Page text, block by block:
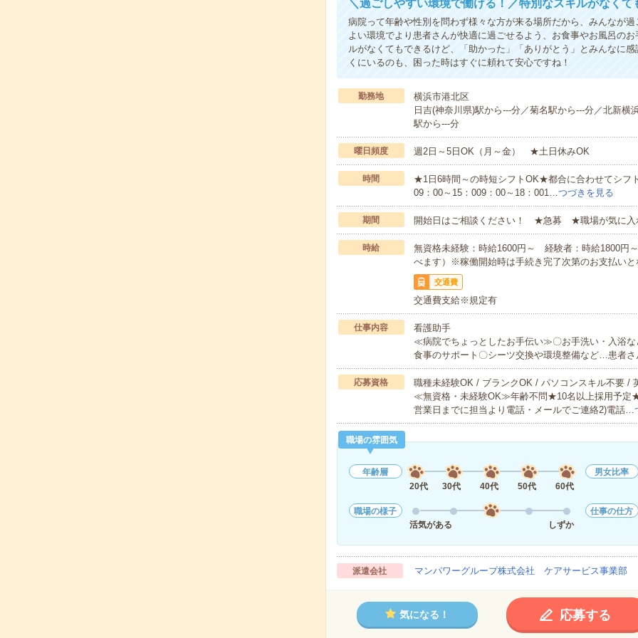
＼過ごしやすい環境で働ける！／特別なスキルがなく
病院って年齢や性別を問わず様々な方が来る場所だから、みんなが
よい環境でより患者さんが快適に過ごせるよう、お食事やお風呂の
ルがなくてもできるけど、「助かった」「ありがとう」とみんなに
くにいるのも、困った時はすぐに頼れて安心ですね！
勤務地
横浜市港北区
日吉(神奈川県)駅から---分／菊名駅から---分／北新横
駅から---分
曜日頻度 週2日～5日OK（月～金） ★土日休みOK
時間
★1日6時間～の時短シフトOK★都合に合わせてシフ
09：00～15：009：00～18：001…つづきを見る
期間 開始日はご相談ください！ ★急募 ★職場が気に入
時給
無資格未経験：時給1600円～ 経験者：時給1800円
べます）※稼働開始時は手続き完了次第のお支払いと
交通費
交通費支給※規定有
仕事内容
看護助手
≪病院でちょっとしたお手伝い≫〇お手洗い・入浴
食事のサポート〇シーツ交換や環境整備など…患者
応募資格
職種未経験OK / ブランクOK / パソコンスキル不要 /
≪無資格・未経験OK≫年齢不問★10名以上採用予定
営業日までに担当より電話・メールでご連絡2)電話…
職場の雰囲気
年齢層
20代
30代 40代 50代 60代
男女比率
職場の様子
活気がある
しずか
仕事の仕方
派遣会社 マンパワーグループ株式会社 ケアサービス事業部
気になる！ 応募する